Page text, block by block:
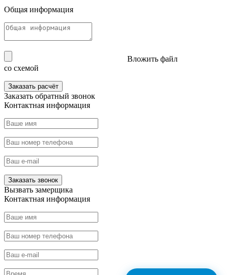
Общая информация
Вложить файл
со схемой
Заказать расчёт
Заказать обратный звонок
Контактная информация
Заказать звонок
Вызвать замерщика
Контактная информация